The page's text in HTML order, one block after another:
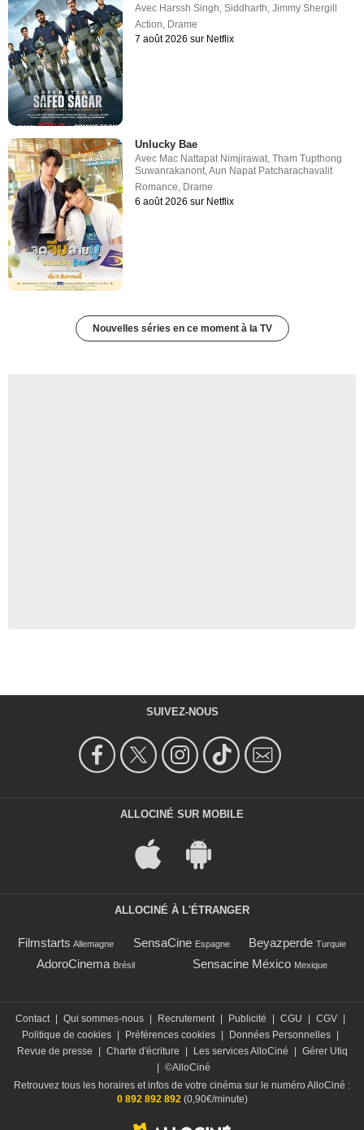
Avec Harssh Singh ,Siddharth ,Jimmy Shergill
Action Drame
7 août 2026 sur Netflix
Unlucky Bae
Avec Mac Nattapat Nimjirawat,Tham Tupthong
Suwanrakanont,Aun Napat Patcharachavalit
Romance, Drame
6 août 2026 sur Netflix
Nouvelles séries en ce moment à la TV
SUIVEZ-NOUS
ALLOCINÉ SUR MOBILE
ALLOCINÉ À L'ÉTRANGER
Filmstarts Allemagne SensaCine Espagne Beyazperde Turquie
AdoroCinema Brésil Sensacine México Mexique
Contact Qui sommes-nous Recrutement Publicité CGU CGV
Politique de cookies
Préférences cookies Données Personnelles
Revue de presse
Charte d'écriture Les services AlloCiné
Gérer Utiq
©AlloCiné
Retrouvez tous les horaires et infos de votre cinéma sur le numéro AlloCiné :
0 892 892 892(0,90€/minute)